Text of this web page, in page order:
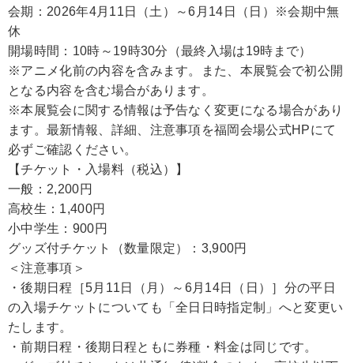
会期：2026年4月11日（土）～6月14日（日）※会期中無
休
開場時間：10時～19時30分（最終入場は19時まで）
※アニメ化前の内容を含みます。また、本展覧会で初公開
となる内容を含む場合があります。
※本展覧会に関する情報は予告なく変更になる場合があり
ます。最新情報、詳細、注意事項を福岡会場公式HPにて
必ずご確認ください。
【チケット・入場料（税込）】
一般：2,200円
高校生：1,400円
小中学生：900円
グッズ付チケット（数量限定）：3,900円
＜注意事項＞
・後期日程［5月11日（月）～6月14日（日）］分の平日
の入場チケットについても「全日日時指定制」へと変更い
たします。
・前期日程・後期日程ともに券種・料金は同じです。